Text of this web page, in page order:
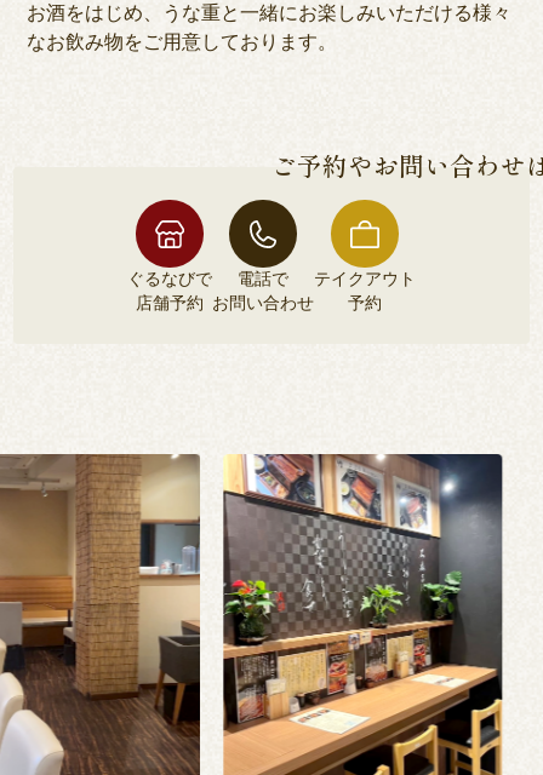
お酒をはじめ、うな重と一緒にお楽しみいただける様々
なお飲み物をご用意しております。
ご予約やお問い合わせ
ぐるなびで
店舗予約
電話で
お問い合わせ
テイクアウト
予約